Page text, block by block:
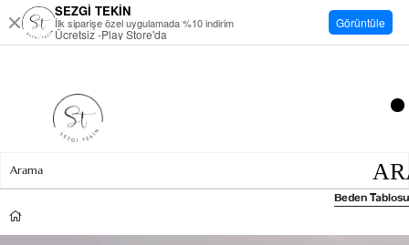
Beden Tablosu
SEZGİ TEKİN
İlk siparişe özel uygulamada %10 indirim
Ücretsiz -Play Store'da
Görüntüle